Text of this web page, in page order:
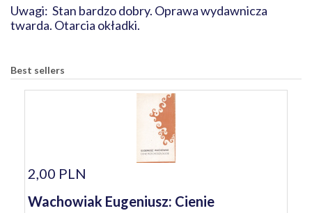
Uwagi: Stan bardzo dobry. Oprawa wydawnicza
twarda. Otarcia okładki.
Best sellers
2,00 PLN
Wachowiak Eugeniusz: Cienie